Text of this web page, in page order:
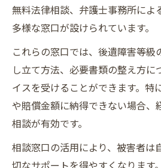
無料法律相談、弁護士事務所によ
多様な窓口が設けられています。
これらの窓口では、後遺障害等級
し立て方法、必要書類の整え方に
イスを受けることができます。特
や賠償金額に納得できない場合、
相談が有効です。
相談窓口の活用により、被害者は
切なサポートを得やすくなります